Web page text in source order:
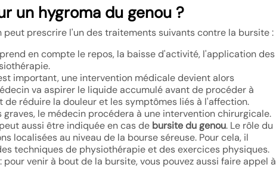
un hygroma du genou ?
prescrire l'un des traitements suivants contre la bursite :
en compte le repos, la baisse d'activité, l'application des
important, une intervention médicale devient alors
va aspirer le liquide accumulé avant de procéder à
réduire la douleur et les symptômes liés à l'affection.
le médecin procédera à une intervention chirurgicale.
aussi être indiquée en cas de bursite du genou. Le rôle du
localisées au niveau de la bourse séreuse. Pour cela, il
techniques de physiothérapie et des exercices physiques.
venir à bout de la bursite, vous pouvez aussi faire appel à